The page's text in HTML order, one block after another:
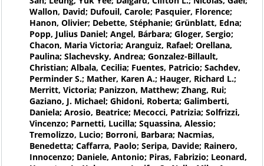
Wallon, David; Dufouil, Carole; Pasquier, Florence;
Hanon, Olivier; Debette, Stéphanie; Grünblatt, Edna;
Popp, Julius Daniel; Angel, Bárbara; Gloger, Sergio;
Chacon, Maria Victoria; Aranguiz, Rafael; Orellana,
Paulina; Slachevsky, Andrea; Gonzalez-Billault,
Christian; Albala, Cecilia; Fuentes, Patricio; Sachdev,
Perminder S.; Mather, Karen A.; Hauger, Richard L.;
Merritt, Victoria; Panizzon, Matthew; Zhang, Rui;
Gaziano, J. Michael; Ghidoni, Roberta; Galimberti,
Daniela; Arosio, Beatrice; Mecocci, Patrizia; Solfrizzi,
Vincenzo; Parnetti, Lucilla; Squassina, Alessio;
Tremolizzo, Lucio; Borroni, Barbara; Nacmias,
Benedetta; Caffarra, Paolo; Seripa, Davide; Rainero,
Innocenzo; Daniele, Antonio; Piras, Fabrizio; Leonard,